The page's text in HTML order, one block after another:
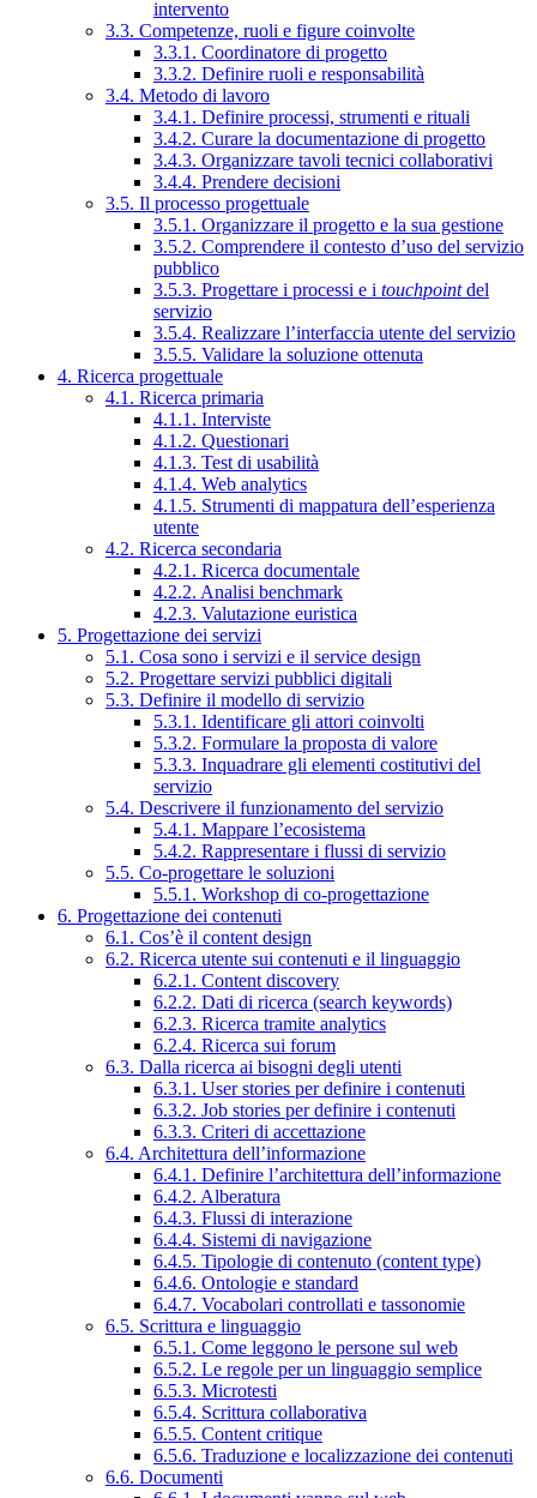
intervento
3.3. Competenze, ruoli e figure coinvolte
3.3.1. Coordinatore di progetto
3.3.2. Definire ruoli e responsabilità
3.4. Metodo di lavoro
3.4.1. Definire processi, strumenti e rituali
3.4.2. Curare la documentazione di progetto
3.4.3. Organizzare tavoli tecnici collaborativi
3.4.4. Prendere decisioni
3.5. Il processo progettuale
3.5.1. Organizzare il progetto e la sua gestione
3.5.2. Comprendere il contesto d’uso del servizio
pubblico
3.5.3. Progettare i processi e i touchpointdel
servizio
3.5.4. Realizzare l’interfaccia utente del servizio
3.5.5. Validare la soluzione ottenuta
4. Ricerca progettuale
4.1. Ricerca primaria
4.1.1. Interviste
4.1.2. Questionari
4.1.3. Test di usabilità
4.1.4. Web analytics
4.1.5. Strumenti di mappatura dell’esperienza
utente
4.2. Ricerca secondaria
4.2.1. Ricerca documentale
4.2.2. Analisi benchmark
4.2.3. Valutazione euristica
5. Progettazione dei servizi
5.1. Cosa sono i servizi e il service design
5.2. Progettare servizi pubblici digitali
5.3. Definire il modello di servizio
5.3.1. Identificare gli attori coinvolti
5.3.2. Formulare la proposta di valore
5.3.3. Inquadrare gli elementi costitutivi del
servizio
5.4. Descrivere il funzionamento del servizio
5.4.1. Mappare l’ecosistema
5.4.2. Rappresentare i flussi di servizio
5.5. Co-progettare le soluzioni
5.5.1. Workshop di co-progettazione
6. Progettazione dei contenuti
6.1. Cos’è il content design
6.2. Ricerca utente sui contenuti e il linguaggio
6.2.1. Content discovery
6.2.2. Dati di ricerca (search keywords)
6.2.3. Ricerca tramite analytics
6.2.4. Ricerca sui forum
6.3. Dalla ricerca ai bisogni degli utenti
6.3.1. User stories per definire i contenuti
6.3.2. Job stories per definire i contenuti
6.3.3. Criteri di accettazione
6.4. Architettura dell’informazione
6.4.1. Definire l’architettura dell’informazione
6.4.2. Alberatura
6.4.3. Flussi di interazione
6.4.4. Sistemi di navigazione
6.4.5. Tipologie di contenuto (content type)
6.4.6. Ontologie e standard
6.4.7. Vocabolari controllati e tassonomie
6.5. Scrittura e linguaggio
6.5.1. Come leggono le persone sul web
6.5.2. Le regole per un linguaggio semplice
6.5.3. Microtesti
6.5.4. Scrittura collaborativa
6.5.5. Content critique
6.5.6. Traduzione e localizzazione dei contenuti
6.6. Documenti